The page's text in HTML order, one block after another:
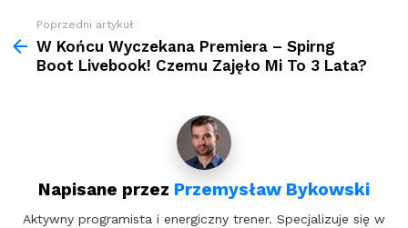
Zobacz
więcej
Poprzedni artykuł
W Końcu Wyczekana Premiera – Spirng
Boot Livebook! Czemu Zajęło Mi To 3 Lata?
Napisane przez Przemysław Bykowski
Aktywny programista i energiczny trener. Specjalizuje się w